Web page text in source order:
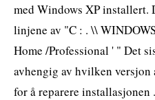
med Windows XP installert.
linjene av "C : . \\
Home /Professional ' " Det
avhengig av hvilken versjon
for å reparere installasjonen .